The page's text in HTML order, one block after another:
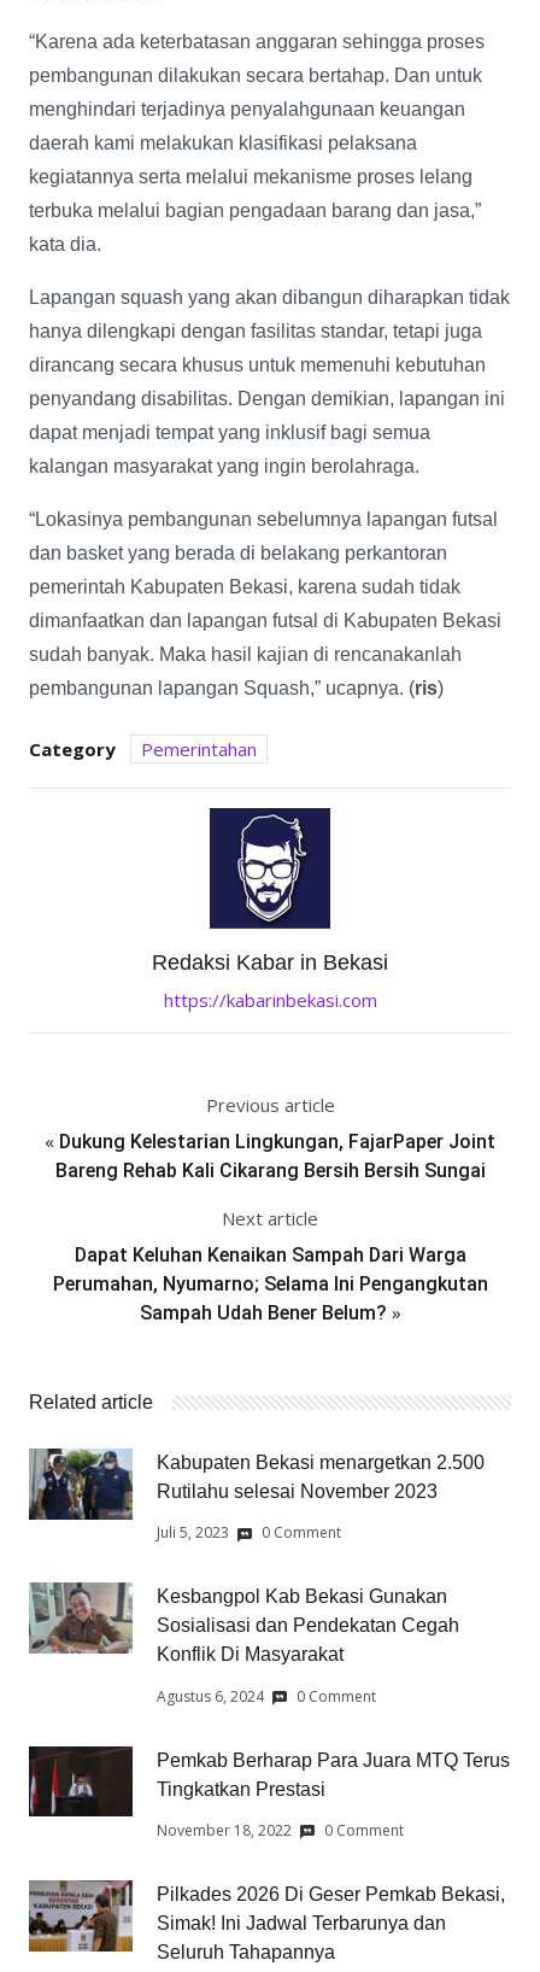
“Karena ada keterbatasan anggaran sehingga proses
pembangunan dilakukan secara bertahap. Dan untuk
menghindari terjadinya penyalahgunaan keuangan
daerah kami melakukan klasifikasi pelaksana
kegiatannya serta melalui mekanisme proses lelang
terbuka melalui bagian pengadaan barang dan jasa,”
kata dia.
Lapangan squash yang akan dibangun diharapkan tidak
hanya dilengkapi dengan fasilitas standar, tetapi juga
dirancang secara khusus untuk memenuhi kebutuhan
penyandang disabilitas. Dengan demikian, lapangan ini
dapat menjadi tempat yang inklusif bagi semua
kalangan masyarakat yang ingin berolahraga.
“Lokasinya pembangunan sebelumnya lapangan futsal
dan basket yang berada di belakang perkantoran
pemerintah Kabupaten Bekasi, karena sudah tidak
dimanfaatkan dan lapangan futsal di Kabupaten Bekasi
sudah banyak. Maka hasil kajian di rencanakanlah
pembangunan lapangan Squash,” ucapnya. (ris)
Category Pemerintahan
Redaksi Kabar in Bekasi
https://kabarinbekasi.com
Previous article
« Dukung Kelestarian Lingkungan, FajarPaper Joint
Bareng Rehab Kali Cikarang Bersih Bersih Sungai
Next article
Dapat Keluhan Kenaikan Sampah Dari Warga
Perumahan, Nyumarno; Selama Ini Pengangkutan
Sampah Udah Bener Belum? »
Related article
Kabupaten Bekasi menargetkan 2.500
Rutilahu selesai November 2023
Juli 5, 2023 0 Comment
Kesbangpol Kab Bekasi Gunakan
Sosialisasi dan Pendekatan Cegah
Konflik Di Masyarakat
Agustus 6, 2024 0 Comment
Pemkab Berharap Para Juara MTQ Terus
Tingkatkan Prestasi
November 18, 2022 0 Comment
Pilkades 2026 Di Geser Pemkab Bekasi,
Simak! Ini Jadwal Terbarunya dan
Seluruh Tahapannya